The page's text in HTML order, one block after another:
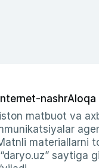
Internet-nashrAloqa
matbuot va
materiallarni
saytiga